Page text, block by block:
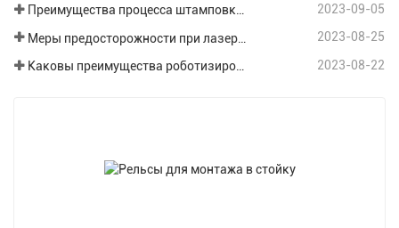
Преимущества процесса штамповки листового металла 2023-09-05
2023-08-25
2023-08-22